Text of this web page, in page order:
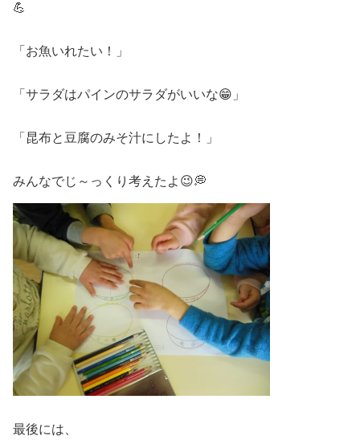
💪
「お魚いれたい！」
「サラダはパインのサラダがいいな😁」
「昆布と豆腐のみそ汁にしたよ！」
みんなでじ～っくり考えたよ😉💭
最後には、